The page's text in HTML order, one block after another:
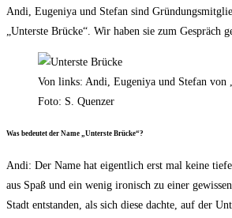
Andi, Euge­ni­ya und Ste­fan sind
„Unters­te Brü­cke“. Wir haben sie zum Gespräch
Von links: Andi, Euge­ni­ya und Ste­fan von
Foto: S. Quenzer
Was bedeu­tet der Name „Unters­te Brücke“?
Andi: Der Name hat eigent­lich erst mal kei­ne
aus Spaß und ein wenig iro­nisch zu einer
Stadt ent­stan­den, als sich die­se dach­te, auf der